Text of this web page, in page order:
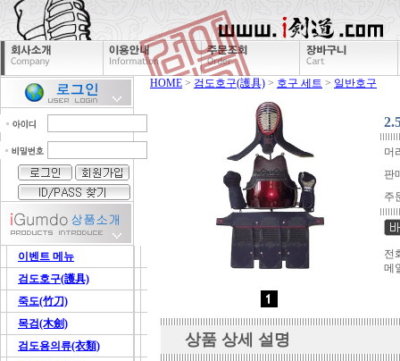
이벤트 메뉴
검도호구(護具)
죽도(竹刀)
목검(木劍)
검도용의류(衣類)
HOME > 검도호구(護具) > 호구 세트 > 일반호구
머
판
주
전
메
상품 상세 설명